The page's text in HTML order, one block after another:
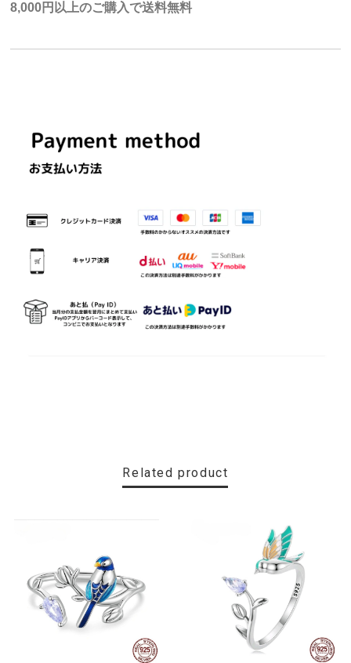
8,000円以上のご購入で送料無料
Related product